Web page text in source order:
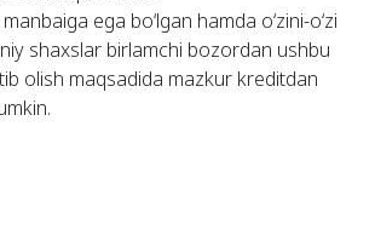
ega bo‘lgan hamda o‘zini-o‘zi
shaxslar birlamchi bozordan ushbu
olish maqsadida mazkur kreditdan